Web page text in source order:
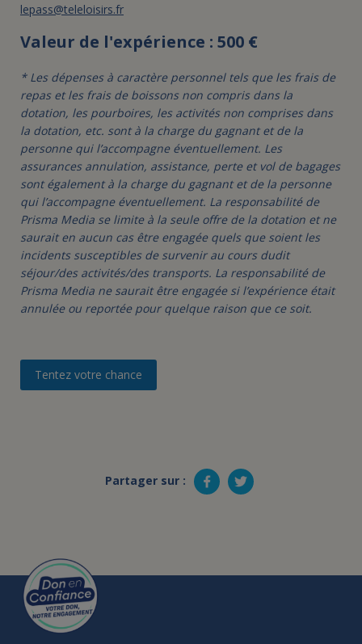
lepass@teleloisirs.fr
Valeur de l'expérience : 500 €
* Les dépenses à caractère personnel tels que les frais de
repas et les frais de boissons non compris dans la
dotation, les pourboires, les activités non comprises dans
la dotation, etc. sont à la charge du gagnant et de la
personne qui l’accompagne éventuellement. Les
assurances annulation, assistance, perte et vol de bagages
sont également à la charge du gagnant et de la personne
qui l’accompagne éventuellement. La responsabilité de
Prisma Media se limite à la seule offre de la dotation et ne
saurait en aucun cas être engagée quels que soient les
incidents susceptibles de survenir au cours dudit
séjour/des activités/des transports. La responsabilité de
Prisma Media ne saurait être engagée si l’expérience était
annulée ou reportée pour quelque raison que ce soit.
Tentez votre chance
Partager sur :